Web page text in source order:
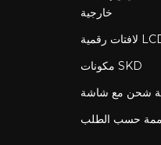
خارجية
مكونات SKD
حسب الطلب